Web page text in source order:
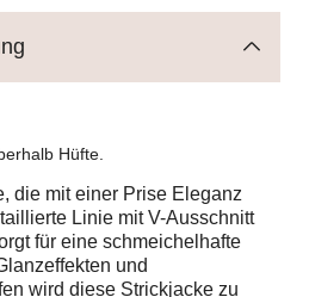
Hüfte.
die mit einer Prise Eleganz
Linie mit V-Ausschnitt
für eine schmeichelhafte
und
wird diese Strickjacke zu